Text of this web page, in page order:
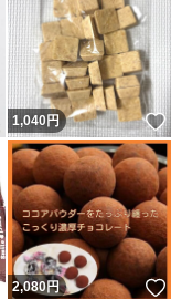
いいね！
1,040 円
いいね！
2,080円